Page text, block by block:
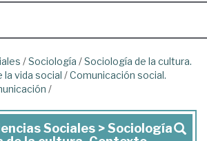
/Sociología /Sociología de la cultura.
vida social /Comunicación social.
/
Sociales > Sociología